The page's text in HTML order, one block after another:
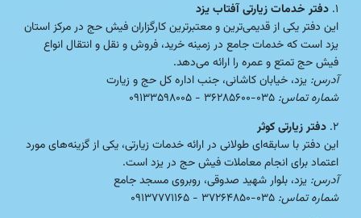
۱. دفتر خدمات زیارتی آفتاب یزد
این دفتر یکی از قدیمی‌ترین و معتبرترین کارگزاران فیش حج در مرکز استان
یزد است که خدمات جامع در زمینه خرید، فروش و نقل و انتقال انواع
فیش حج تمتع و عمره را ارائه می‌دهد.
آدرس: یزد، خیابان کاشانی، جنب اداره کل حج و زیارت
شماره تماس:
۲. دفتر زیارتی کوثر
این دفتر با سابقه‌ای طولانی در ارائه خدمات زیارتی، یکی از گزینه‌های مورد
اعتماد برای انجام معاملات فیش حج در یزد است.
آدرس: یزد، بلوار شهید صدوقی، روبروی مسجد جامع
شماره تماس: